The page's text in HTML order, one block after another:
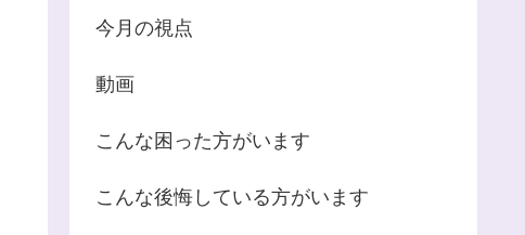
今月の視点
動画
こんな困った方がいます
こんな後悔している方がいます